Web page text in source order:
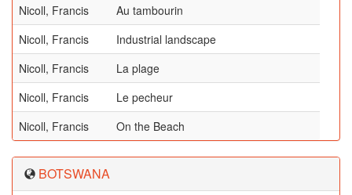
Nicoll, Francis
Au tambourin
Nicoll, Francis
Industrial landscape
Nicoll, Francis
La plage
Nicoll, Francis
Le pecheur
Nicoll, Francis
On the Beach
BOTSWANA